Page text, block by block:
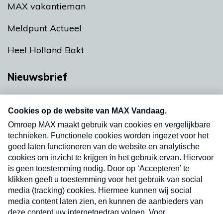
MAX vakantieman
Meldpunt Actueel
Heel Holland Bakt
Nieuwsbrief
nieuwsbrief. Elke vrijdag- en dinsdagochtend in
uw mailbox.
Verzend